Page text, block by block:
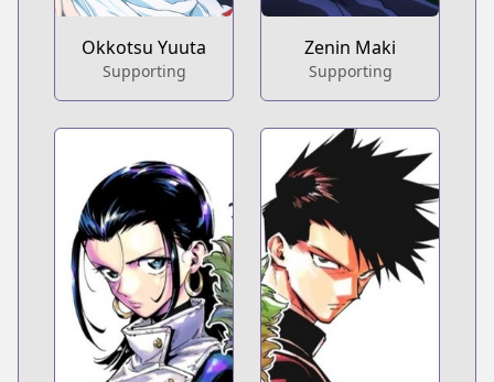
Okkotsu Yuuta
Supporting
Zenin Maki
Supporting